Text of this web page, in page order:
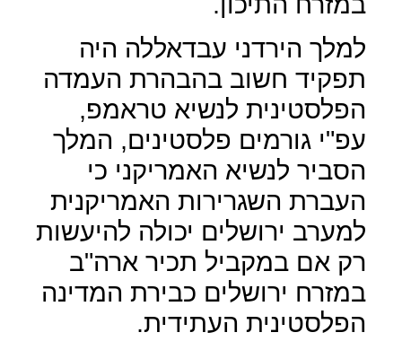
למלך הירדני עבדאללה היה
תפקיד חשוב בהבהרת העמדה
הפלסטינית לנשיא טראמפ,
עפ"י גורמים פלסטינים, המלך
הסביר לנשיא האמריקני כי
העברת השגרירות האמריקנית
למערב ירושלים יכולה להיעשות
רק אם במקביל תכיר ארה"ב
במזרח ירושלים כבירת המדינה
הפלסטינית העתידית.